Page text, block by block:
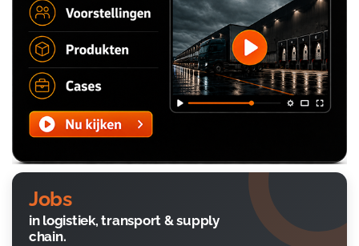
Jobs
in logistiek, transport & supply
chain.